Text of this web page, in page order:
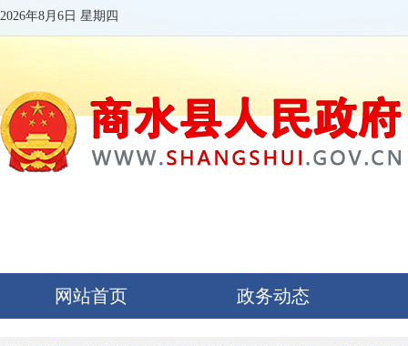
2026年8月6日 星期四
网站首页 政务动态